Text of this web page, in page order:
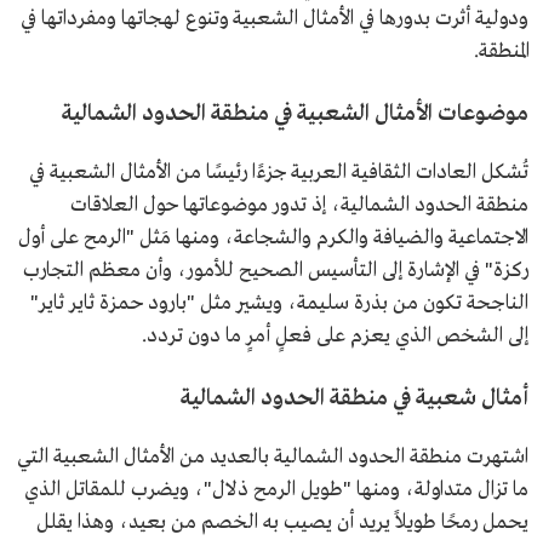
ودولية أثرت بدورها في الأمثال الشعبية وتنوع لهجاتها ومفرداتها في
المنطقة.
موضوعات الأمثال الشعبية في منطقة الحدود الشمالية
تُشكل العادات الثقافية العربية جزءًا رئيسًا من الأمثال الشعبية في
منطقة الحدود الشمالية، إذ تدور موضوعاتها حول العلاقات
الاجتماعية والضيافة والكرم والشجاعة، ومنها مَثل "الرمح على أول
ركزة" في الإشارة إلى التأسيس الصحيح للأمور، وأن معظم التجارب
الناجحة تكون من بذرة سليمة، ويشير مثل "بارود حمزة ثاير ثاير"
إلى الشخص الذي يعزم على فعلٍ أمرٍ ما دون تردد.
أمثال شعبية في منطقة الحدود الشمالية
اشتهرت منطقة الحدود الشمالية بالعديد من الأمثال الشعبية التي
ما تزال متداولة، ومنها "طويل الرمح ذلال"، ويضرب للمقاتل الذي
يحمل رمحًا طويلاً يريد أن يصيب به الخصم من بعيد، وهذا يقلل